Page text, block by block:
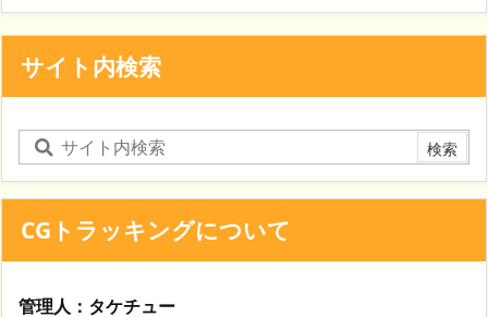
サイト内検索
CGトラッキングについて
管理人：タケチュー